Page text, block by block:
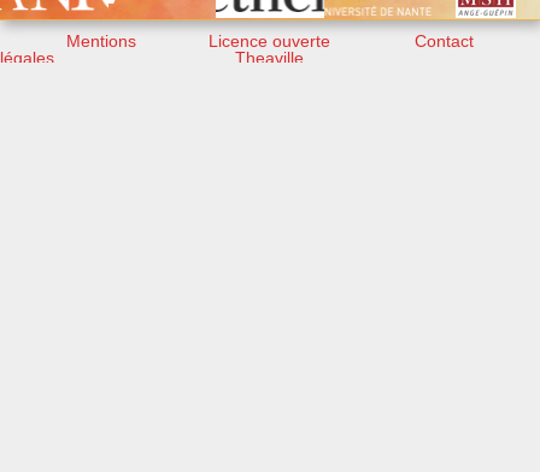
Mentions
légales
Licence ouverte
Theaville
Contact